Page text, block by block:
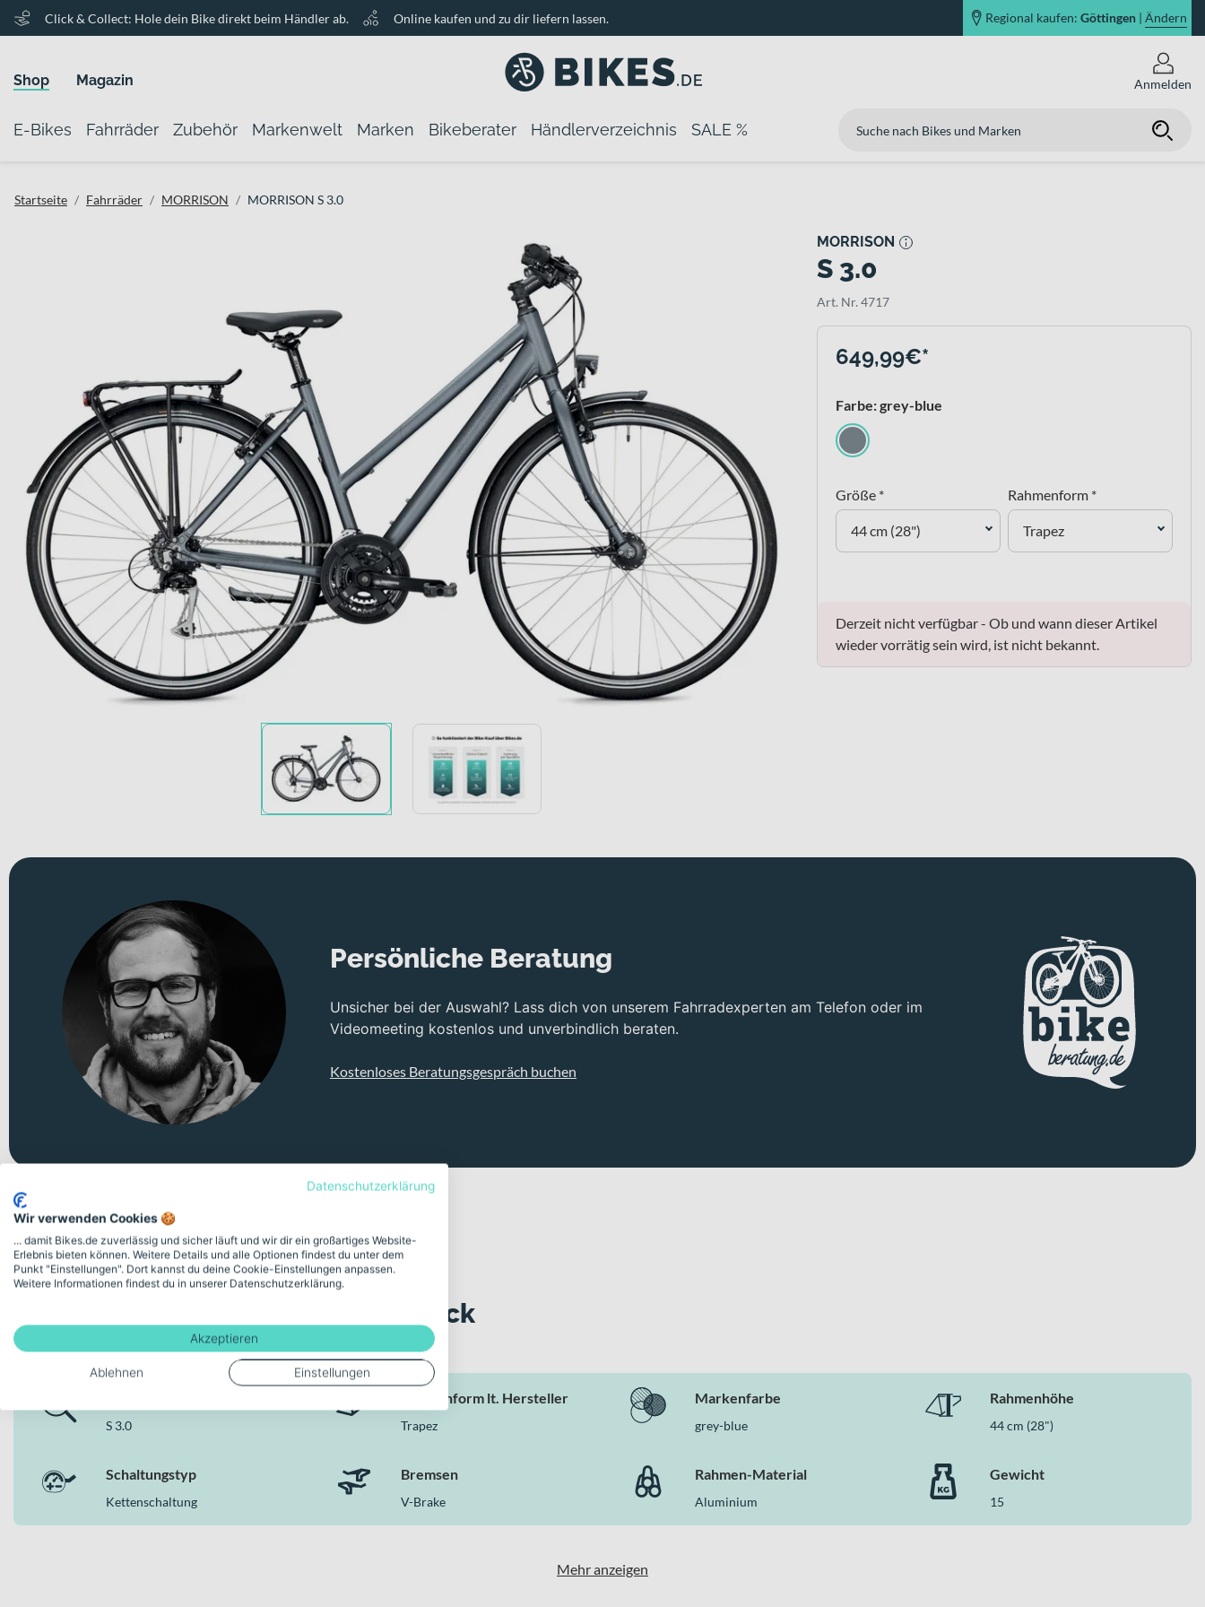
Click & Collect: Hole dein Bike direkt beim Händler ab. Online kaufen und zu dir liefern lassen. Regional kaufen: Göttingen | Ändern
Shop Magazin Anmelden
E-Bikes Fahrräder Zubehör Markenwelt Marken Bikeberater Händlerverzeichnis SALE %
Startseite Fahrräder MORRISON MORRISON S 3.0
MORRISON
S 3.0
Art. Nr. 4717
649,99€*
Farbe: grey-blue
Größe *
44 cm (28")
Rahmenform *
Trapez
Derzeit nicht verfügbar - Ob und wann dieser Artikel
wieder vorrätig sein wird, ist nicht bekannt.
Persönliche Beratung
Unsicher bei der Auswahl? Lass dich von unserem Fahrradexperten am Telefon oder im
Videomeeting kostenlos und unverbindlich beraten.
Kostenloses Beratungsgespräch buchen
Deine Bike-Features auf einen Blick
S 3.0
Rahmenform lt. Hersteller
Trapez
Markenfarbe
grey-blue
Rahmenhöhe
44 cm (28")
Schaltungstyp
Kettenschaltung
Bremsen
V-Brake
Rahmen-Material
Aluminium
Gewicht
15
Mehr anzeigen
Datenschutzerklärung
Wir verwenden Cookies 🍪
... damit Bikes.de zuverlässig und sicher läuft und wir dir ein großartiges Website-
Erlebnis bieten können. Weitere Details und alle Optionen findest du unter dem
Punkt "Einstellungen". Dort kannst du deine Cookie-Einstellungen anpassen.
Weitere Informationen findest du in unserer Datenschutzerklärung.
Akzeptieren
Ablehnen Einstellungen